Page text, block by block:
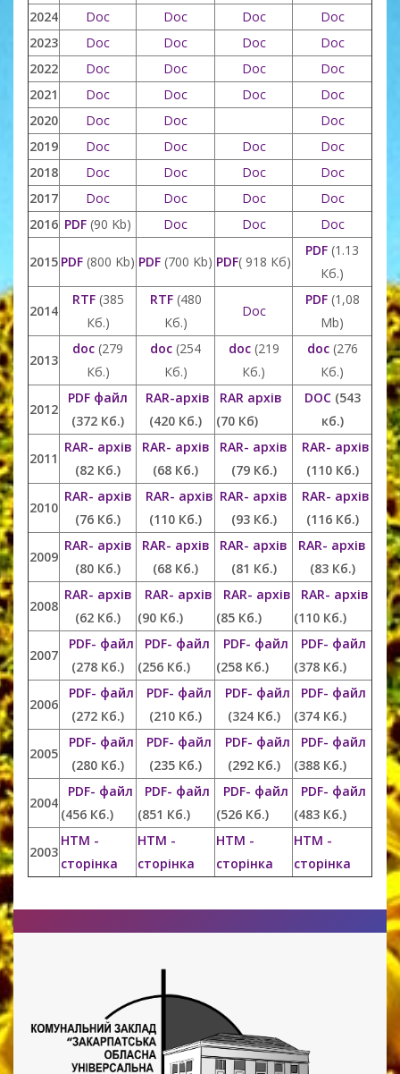
2024
Doc Doc Doc
Doc
2023
Doc Doc Doc
Doc
2022
Doc Doc Doc
Doc
2021
Doc Doc Doc
Doc
2020
Doc Doc
Doc
2019
Doc Doc Doc
Doc
2018
Doc Doc Doc
Doc
2017
Doc Doc Doc
Doc
2016 PDF (90 Kb) Doc Doc Doc
2015 PDF (800 Kb) PDF (700 Kb) PDF( 918 Кб)
PDF (1.13
Кб.)
2014
RTF (385
Кб.)
RTF(480
Кб.)
Doc
PDF(1,08
Mb)
2013
doc (279
Кб.)
doc (254
Кб.)
doc(219
Кб.)
doc(276
Кб.)
2012
PDF файл
(372 Кб.)
RAR-архів
(420 Кб.)
RAR архів
(70 Кб)
DOC (543
кб.)
2011
RAR- архів
(82 Кб.)
RAR- архів
(68 Кб.)
RAR- архів
(79 Кб.)
RAR- архів
(110 Кб.)
2010
RAR- архів
(76 Кб.)
RAR- архів
(110 Кб.)
RAR- архів
(93 Кб.)
RAR- архів
(116 Кб.)
2009
RAR- архів
(80 Кб.)
RAR- архів
(68 Кб.)
RAR- архів
(81 Кб.)
RAR- архів
(83 Кб.)
2008
RAR- архів
(62 Кб.)
RAR- архів
(90 Кб.)
RAR- архів
(85 Кб.)
RAR- архів
(110 Кб.)
2007
PDF- файл
(278 Кб.)
PDF- файл
(256 Кб.)
PDF- файл
(258 Кб.)
PDF- файл
(378 Кб.)
2006
PDF- файл
(272 Кб.)
PDF- файл
(210 Кб.)
PDF- файл
(324 Кб.)
PDF- файл
(374 Кб.)
2005
PDF- файл
(280 Кб.)
PDF- файл
(235 Кб.)
PDF- файл
(292 Кб.)
PDF- файл
(388 Кб.)
2004
PDF- файл
(456 Кб.)
PDF- файл
(851 Кб.)
PDF- файл
(526 Кб.)
PDF- файл
(483 Кб.)
2003
HTM -
сторінка
HTM -
сторінка
HTM -
сторінка
HTM -
сторінка